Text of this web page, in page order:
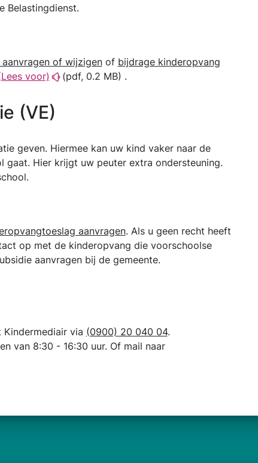
Belastingdienst.
of wijzigenof bijdrage kinderopvang
voor) (pdf, 0.2 MB) .
(VE)
geven. Hiermee kan uw kind vaker naar de
gaat. Hier krijgt uw peuter extra ondersteuning.
aanvragen. Als u geen recht heeft
op met de kinderopvang die voorschoolse
aanvragen bij de gemeente.
via (0900) 20 040 04.
van 8:30 - 16:30 uur. Of mail naar